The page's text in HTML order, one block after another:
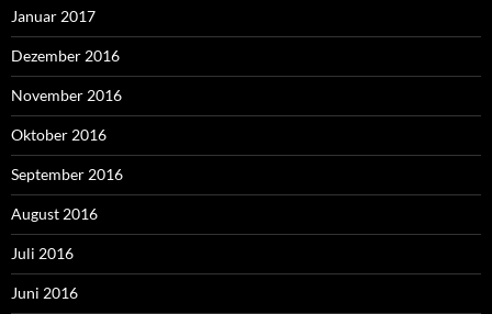
Januar 2017
Dezember 2016
November 2016
Oktober 2016
September 2016
August 2016
Juli 2016
Juni 2016